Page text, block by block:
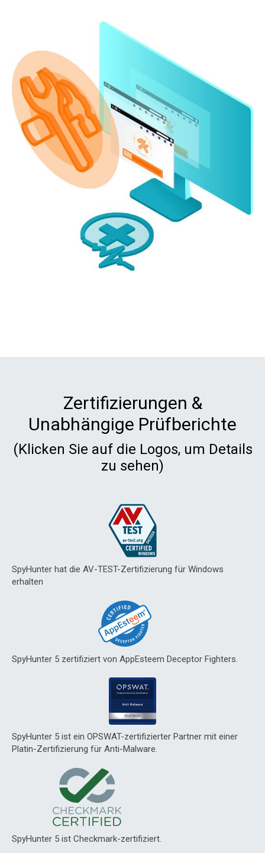
Zertifizierungen &
Unabhängige Prüfberichte
(Klicken Sie auf die Logos, um Details
zu sehen)
SpyHunter hat die AV-TEST-Zertifizierung für Windows
erhalten
SpyHunter 5 zertifiziert von AppEsteem Deceptor Fighters.
SpyHunter 5 ist ein OPSWAT-zertifizierter Partner mit einer
Platin-Zertifizierung für Anti-Malware.
SpyHunter 5 ist Checkmark-zertifiziert.